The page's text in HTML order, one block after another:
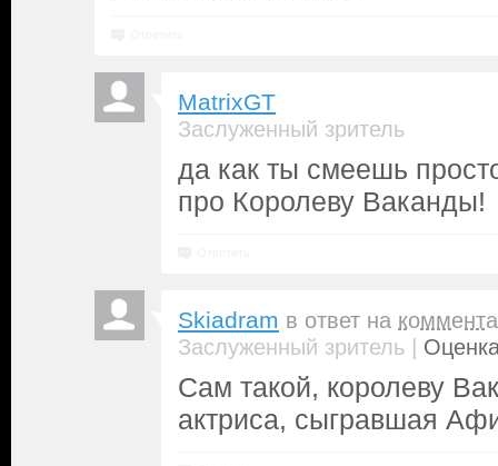
MatrixGT
Заслуженный зритель
да как ты смеешь
про Королеву Ваканды!
Skiadram в ответ на
Заслуженный зритель |
Сам такой, королеву
актриса, сыгравшая